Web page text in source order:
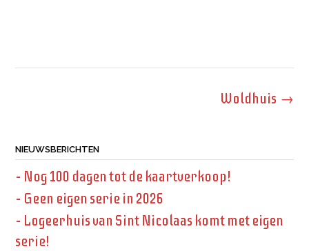
Woldhuis →
NIEUWSBERICHTEN
– Nog 100 dagen tot de kaartverkoop!
– Geen eigen serie in 2026
– Logeerhuis van Sint Nicolaas komt met eigen
serie!